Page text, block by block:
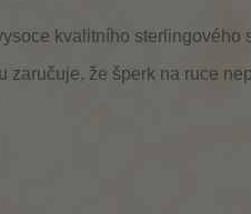
kvalitního sterlingového
zaručuje, že šperk na ruce